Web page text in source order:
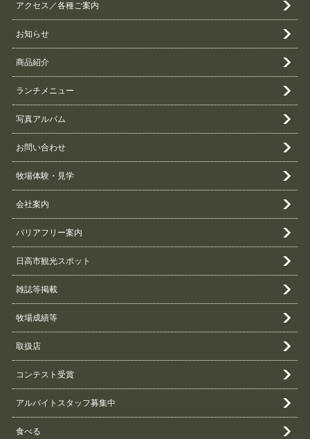
アクセス／各種ご案内
お知らせ
商品紹介
ランチメニュー
写真アルバム
お問い合わせ
牧場体験・見学
会社案内
バリアフリー案内
日高市観光スポット
雑誌等掲載
牧場成績等
取扱店
コンテスト受賞
アルバイトスタッフ募集中
食べる